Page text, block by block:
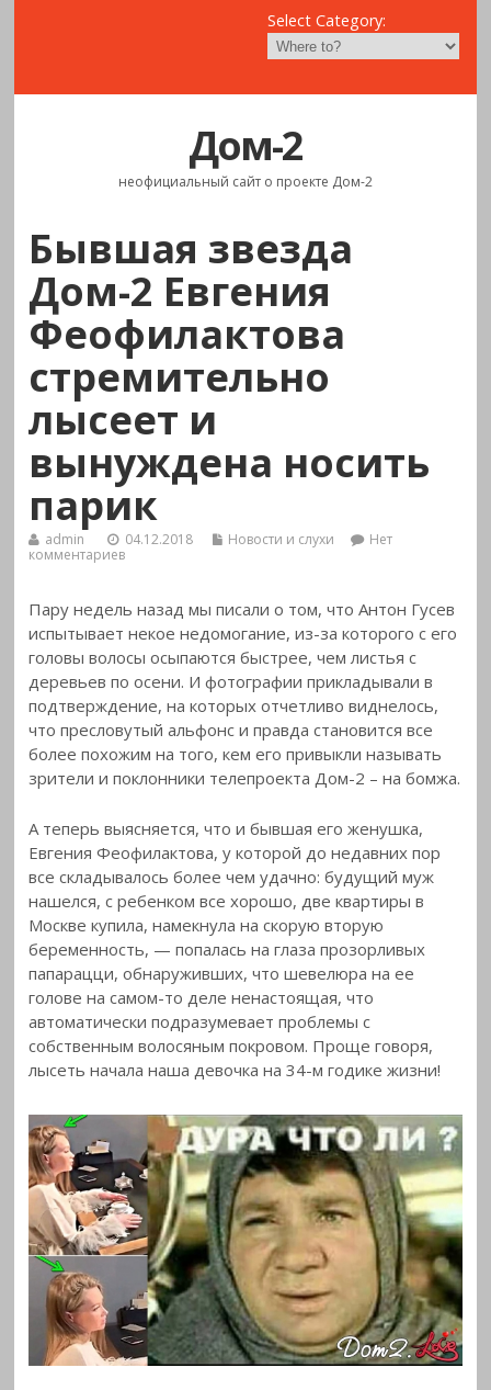
Select Category:
Дом-2
неофициальный сайт о проекте Дом-2
Бывшая звезда
Дом-2 Евгения
Феофилактова
стремительно
лысеет и
вынуждена носить
парик
admin 04.12.2018 Новости и слухи
Нет
комментариев
Пару недель назад мы писали о том, что Антон Гусев
испытывает некое недомогание, из-за которого с его
головы волосы осыпаются быстрее, чем листья с
деревьев по осени. И фотографии прикладывали в
подтверждение, на которых отчетливо виднелось,
что пресловутый альфонс и правда становится все
более похожим на того, кем его привыкли называть
зрители и поклонники телепроекта Дом-2 – на бомжа.
А теперь выясняется, что и бывшая его женушка,
Евгения Феофилактова, у которой до недавних пор
все складывалось более чем удачно: будущий муж
нашелся, с ребенком все хорошо, две квартиры в
Москве купила, намекнула на скорую вторую
беременность, — попалась на глаза прозорливых
папарацци, обнаруживших, что шевелюра на ее
голове на самом-то деле ненастоящая, что
автоматически подразумевает проблемы с
собственным волосяным покровом. Проще говоря,
лысеть начала наша девочка на 34-м годике жизни!